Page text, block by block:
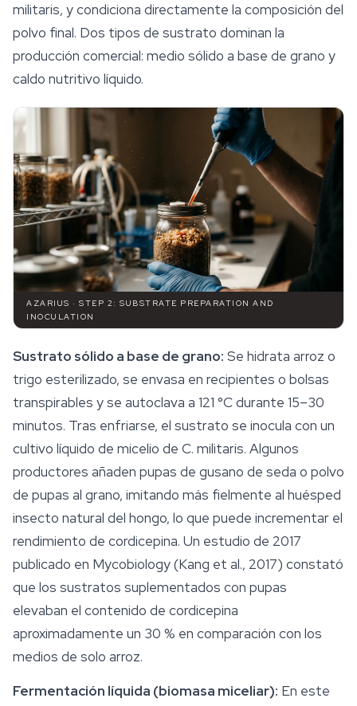
militaris, y condiciona directamente la composición del
polvo final. Dos tipos de sustrato dominan la
producción comercial: medio sólido a base de grano y
caldo nutritivo líquido.
AZARIUS · STEP 2: SUBSTRATE PREPARATION AND
INOCULATION
Sustrato sólido a base de grano: Se hidrata arroz o
trigo esterilizado, se envasa en recipientes o bolsas
transpirables y se autoclava a 121 °C durante 15–30
minutos. Tras enfriarse, el sustrato se inocula con un
cultivo líquido de micelio de C. militaris. Algunos
productores añaden pupas de gusano de seda o polvo
de pupas al grano, imitando más fielmente al huésped
insecto natural del hongo, lo que puede incrementar el
rendimiento de cordicepina. Un estudio de 2017
publicado en Mycobiology(Kang et al., 2017) constató
que los sustratos suplementados con pupas
elevaban el contenido de cordicepina
aproximadamente un 30 % en comparación con los
medios de solo arroz.
Fermentación líquida (biomasa miceliar): En este